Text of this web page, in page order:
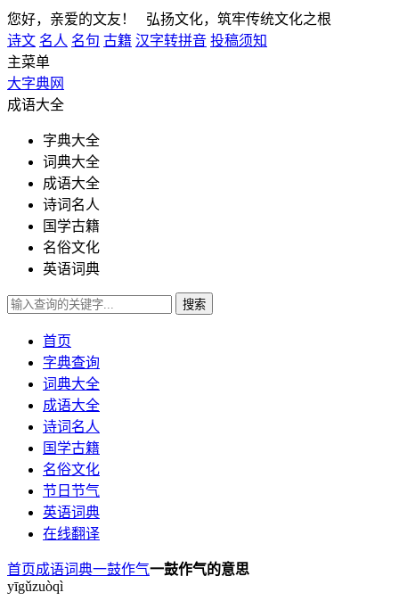
您好，亲爱的文友！ 弘扬文化，筑牢传统文化之根
诗文 名人 名句 古籍 汉字转拼音 投稿须知
主菜单
大字典网
成语大全
字典大全
词典大全
成语大全
诗词名人
国学古籍
名俗文化
英语词典
首页
字典查询
词典大全
成语大全
诗词名人
国学古籍
名俗文化
节日节气
英语词典
在线翻译
首页成语词典一鼓作气一鼓作气的意思
yīgǔzuòqì